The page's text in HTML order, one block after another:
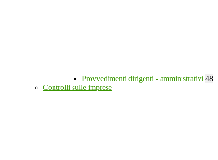
Provvedimenti dirigenti - amministrativi 48
Controlli sulle imprese